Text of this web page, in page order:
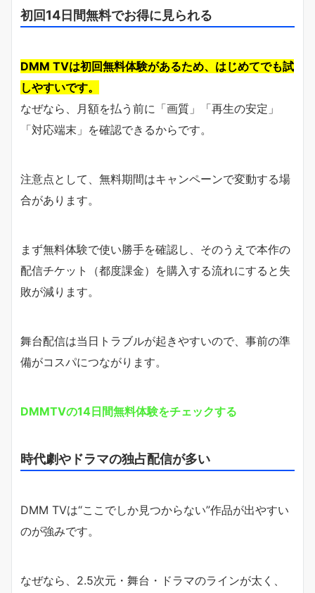
初回14日間無料でお得に見られる
DMM TVは初回無料体験があるため、はじめてでも試
しやすいです。
なぜなら、月額を払う前に「画質」「再生の安定」
「対応端末」を確認できるからです。
注意点として、無料期間はキャンペーンで変動する場
合があります。
まず無料体験で使い勝手を確認し、そのうえで本作の
配信チケット（都度課金）を購入する流れにすると失
敗が減ります。
舞台配信は当日トラブルが起きやすいので、事前の準
備がコスパにつながります。
DMMTVの14日間無料体験をチェックする
時代劇やドラマの独占配信が多い
DMM TVは“ここでしか見つからない”作品が出やすい
のが強みです。
なぜなら、2.5次元・舞台・ドラマのラインが太く、